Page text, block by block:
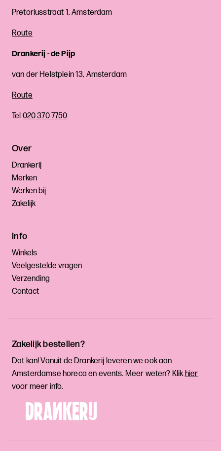
Zakelijk bestellen?
Dat kan! Vanuit de Drankerij leveren we ook aan
Amsterdamse horeca en events. Meer weten? Klikhier
voor meer info.
Pretoriusstraat 1, Amsterdam
Route
Drankerij - de Pijp
van der Helstplein 13, Amsterdam
Route
Tel 020 370 7750
Over
Drankerij
Merken
Werken bij
Zakelijk
Info
Winkels
Veelgestelde vragen
Verzending
Contact